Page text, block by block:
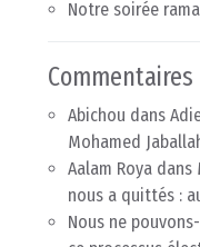
Notre soirée
Abichou dans
Mohamed
Aalam Roya dans
nous a quittés :
Nous ne